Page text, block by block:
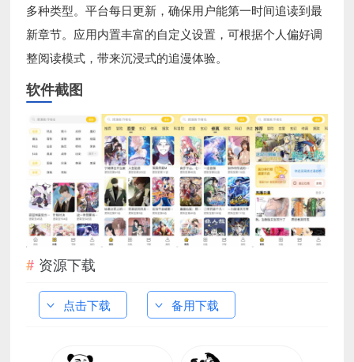
多种类型。平台每日更新，确保用户能第一时间追读到最
新章节。应用内置丰富的自定义设置，可根据个人偏好调
整阅读模式，带来沉浸式的追漫体验。
软件截图
资源下载
点击下载 备用下载